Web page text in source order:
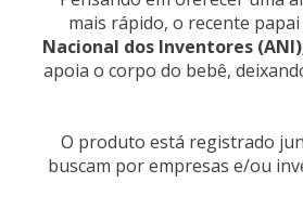
mais rápido, o recente
Nacional dos Inventores
apoia o corpo do bebê,
O produto está registrado
buscam por empresas e/ou